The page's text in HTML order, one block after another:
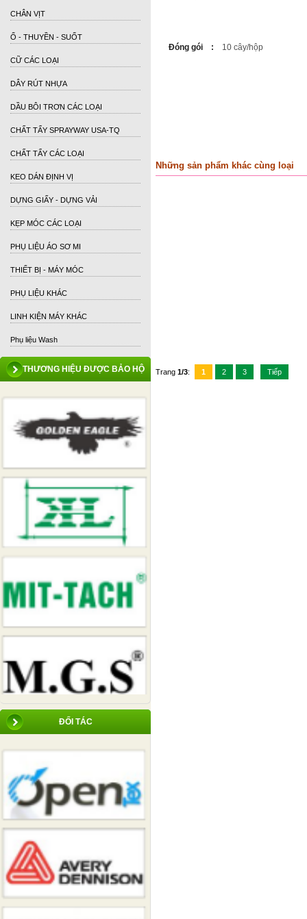
CHÂN VỊT
Ổ - THUYỀN - SUỐT
CỮ CÁC LOẠI
DÂY RÚT NHỰA
DẦU BÔI TRƠN CÁC LOẠI
CHẤT TẨY SPRAYWAY USA-TQ
CHẤT TẨY CÁC LOẠI
KEO DÁN ĐỊNH VỊ
DỰNG GIẤY - DỰNG VẢI
KẸP MÓC CÁC LOẠI
PHỤ LIỆU ÁO SƠ MI
THIẾT BỊ - MÁY MÓC
PHỤ LIỆU KHÁC
LINH KIỆN MÁY KHÁC
Phụ liệu Wash
Đóng gói : 10 cây/hộp
Những sản phẩm khác cùng loại
Trang 1/3: 1 2 3 Tiếp
THƯƠNG HIỆU ĐƯỢC BẢO HỘ
ĐỐI TÁC